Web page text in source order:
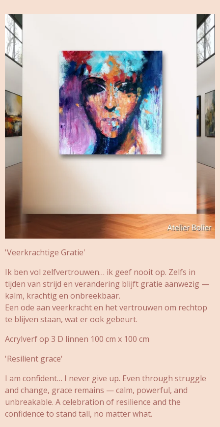
'Veerkrachtige Gratie'
Ik ben vol zelfvertrouwen… ik geef nooit op. Zelfs in
tijden van strijd en verandering blijft gratie aanwezig —
kalm, krachtig en onbreekbaar.
Een ode aan veerkracht en het vertrouwen om rechtop
te blijven staan, wat er ook gebeurt.
Acrylverf op 3 D linnen 100 cm x 100 cm
'Resilient grace'
I am confident… I never give up. Even through struggle
and change, grace remains — calm, powerful, and
unbreakable. A celebration of resilience and the
confidence to stand tall, no matter what.